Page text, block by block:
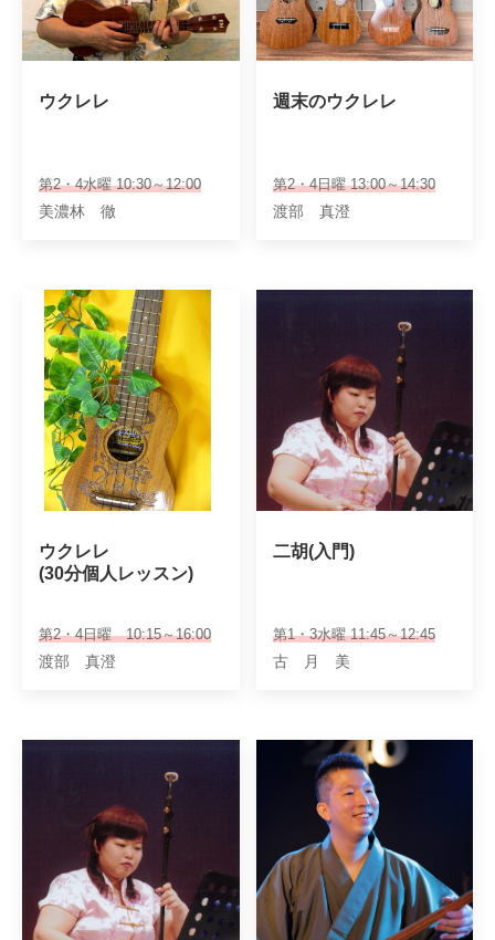
ウクレレ
第2・4水曜 10:30～12:00
美濃林 徹
週末のウクレレ
第2・4日曜 13:00～14:30
渡部 真澄
ウクレレ
(30分個人レッスン)
第2・4日曜 10:15～16:00
渡部 真澄
二胡(入門)
第1・3水曜 11:45～12:45
古 月 美